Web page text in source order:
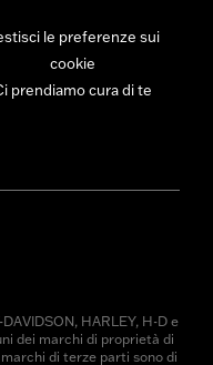
le preferenze sui
cookie
prendiamo cura di te
HARLEY, H-D e
dei marchi di proprietà di
di terze parti sono di